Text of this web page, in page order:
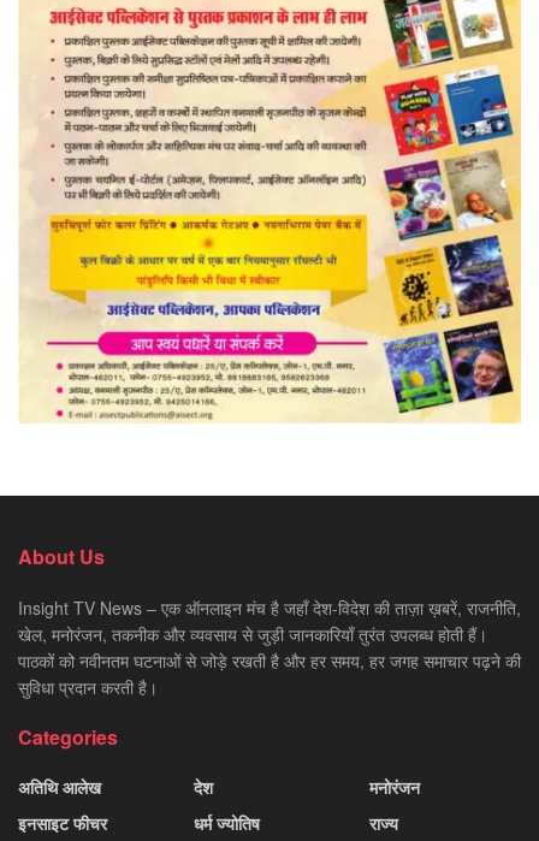
About Us
Insight TV News – एक ऑनलाइन मंच है जहाँ देश-विदेश की ताज़ा ख़बरें, राजनीति,
खेल, मनोरंजन, तकनीक और व्यवसाय से जुड़ी जानकारियाँ तुरंत उपलब्ध होती हैं।
पाठकों को नवीनतम घटनाओं से जोड़े रखती है और हर समय, हर जगह समाचार पढ़ने की
सुविधा प्रदान करती है।
Categories
अतिथि आलेख
इनसाइट फीचर
देश
धर्म ज्योतिष
मनोरंजन
राज्य